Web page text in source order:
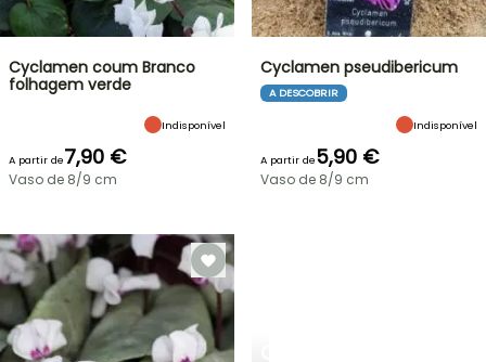
Cyclamen coum Branco
folhagem verde
Indisponível
A partir de7,90 €
Vaso de 8/9 cm
Cyclamen pseudibericum
A DESCOBRIR
Indisponível
A partir de5,90 €
Vaso de 8/9 cm